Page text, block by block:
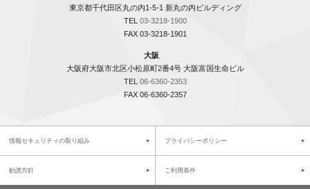
東京都千代田区丸の内1-5-1 新丸の内ビルディング
TEL 03-3218-1900
FAX 03-3218-1901
大阪
大阪府大阪市北区小松原町2番4号 大阪富国生命ビル
TEL 06-6360-2353
FAX 06-6360-2357
情報セキュリティの取り組み プライバシーポリシー
勧誘方針 ご利用条件